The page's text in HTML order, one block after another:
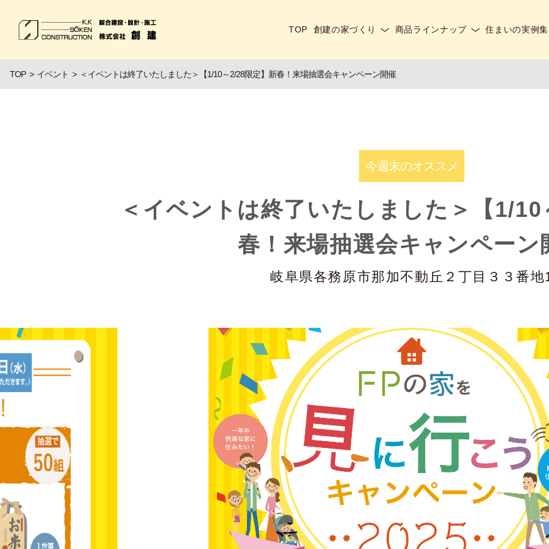
TOP 創建の家づくり 商品ラインナップ 住まいの実例集
TOP イベント ＜イベントは終了いたしました＞【1/10～2/28限定】新春！来場抽選会キャンペーン開催
今週末のオススメ
＜イベントは終了いたしました＞【1/
春！来場抽選会キャンペーン
岐阜県各務原市那加不動丘２丁目３３番地